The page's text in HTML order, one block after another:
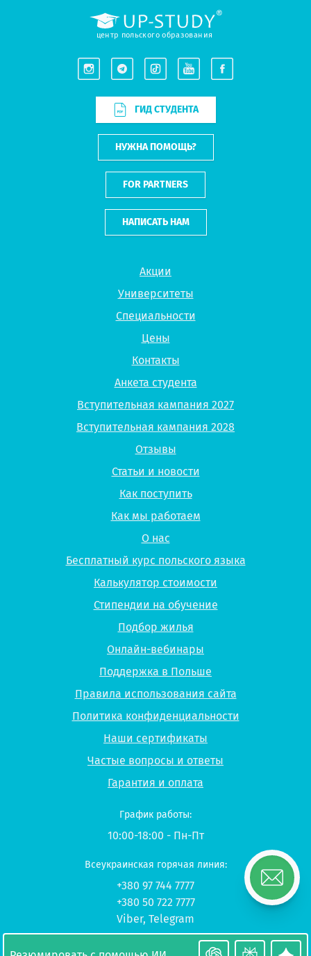
Акции
Университеты
Специальности
Цены
Контакты
Анкета студента
Вступительная кампания 2027
Вступительная кампания 2028
Отзывы
Статьи и новости
Как поступить
Как мы работаем
О нас
Бесплатный курс польского языка
Калькулятор стоимости
Стипендии на обучение
Подбор жилья
Онлайн-вебинары
Поддержка в Польше
Правила использования сайта
Политика конфиденциальности
Наши сертификаты
Частые вопросы и ответы
Гарантия и оплата
центр польского образования
ГИД СТУДЕНТА
НУЖНА ПОМОЩЬ?
FOR PARTNERS
НАПИСАТЬ НАМ
© 2026 UP-STUDY «Учеба в Польше»
График работы:
10:00-18:00 - Пн-Пт
Всеукраинская горячая линия:
+380 97 744 7777
+380 50 722 7777
Viber, Telegram